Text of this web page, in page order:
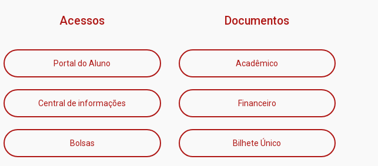
Acessos
Portal do Aluno
Central de informações
Bolsas
Documentos
Acadêmico
Financeiro
Bilhete Único